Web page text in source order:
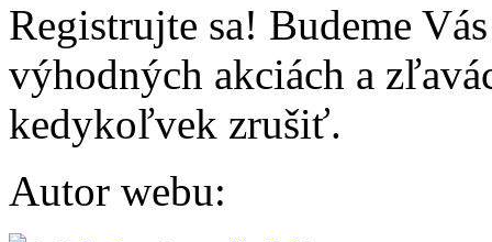
Registrujte sa! Budeme
výhodných akciách a
kedykoľvek zrušiť.
Autor webu: